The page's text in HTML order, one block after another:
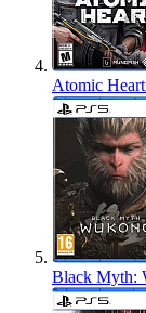
Atomic
Black Myth: